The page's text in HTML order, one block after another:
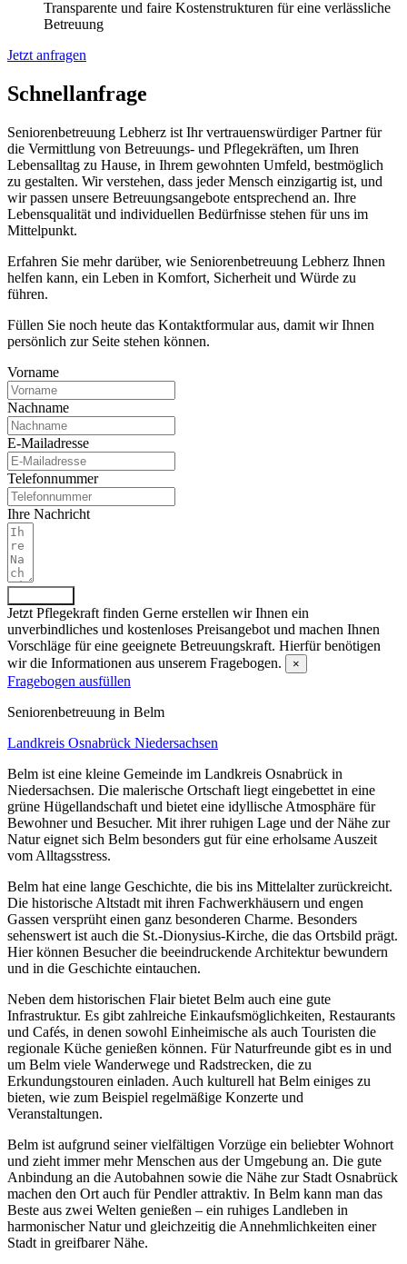
Transparente und faire Kostenstrukturen für eine verlässliche
Betreuung
Jetzt anfragen
Schnell­anfrage
Seniorenbetreuung Lebherz ist Ihr vertrauenswürdiger Partner für
die Vermittlung von Betreuungs- und Pflegekräften, um Ihren
Lebensalltag zu Hause, in Ihrem gewohnten Umfeld, bestmöglich
zu gestalten. Wir verstehen, dass jeder Mensch einzigartig ist, und
wir passen unsere Betreuungsangebote entsprechend an. Ihre
Lebensqualität und individuellen Bedürfnisse stehen für uns im
Mittelpunkt.
Erfahren Sie mehr darüber, wie Seniorenbetreuung Lebherz Ihnen
helfen kann, ein Leben in Komfort, Sicherheit und Würde zu
führen.
Füllen Sie noch heute das Kontaktformular aus, damit wir Ihnen
persönlich zur Seite stehen können.
Vorname
Nachname
E-Mailadresse
Telefonnummer
Ihre Nachricht
Jetzt Pflegekraft finden Gerne erstellen wir Ihnen ein
unverbindliches und kostenloses Preisangebot und machen Ihnen
Vorschläge für eine geeignete Betreuungskraft. Hierfür benötigen
wir die Informationen aus unserem Fragebogen.
×
Fragebogen ausfüllen
Senioren­betreuung in Belm
Landkreis Osnabrück Niedersachsen
Belm ist eine kleine Gemeinde im Landkreis Osnabrück in
Niedersachsen. Die malerische Ortschaft liegt eingebettet in eine
grüne Hügellandschaft und bietet eine idyllische Atmosphäre für
Bewohner und Besucher. Mit ihrer ruhigen Lage und der Nähe zur
Natur eignet sich Belm besonders gut für eine erholsame Auszeit
vom Alltagsstress.
Belm hat eine lange Geschichte, die bis ins Mittelalter zurückreicht.
Die historische Altstadt mit ihren Fachwerkhäusern und engen
Gassen versprüht einen ganz besonderen Charme. Besonders
sehenswert ist auch die St.-Dionysius-Kirche, die das Ortsbild prägt.
Hier können Besucher die beeindruckende Architektur bewundern
und in die Geschichte eintauchen.
Neben dem historischen Flair bietet Belm auch eine gute
Infrastruktur. Es gibt zahlreiche Einkaufsmöglichkeiten, Restaurants
und Cafés, in denen sowohl Einheimische als auch Touristen die
regionale Küche genießen können. Für Naturfreunde gibt es in und
um Belm viele Wanderwege und Radstrecken, die zu
Erkundungstouren einladen. Auch kulturell hat Belm einiges zu
bieten, wie zum Beispiel regelmäßige Konzerte und
Veranstaltungen.
Belm ist aufgrund seiner vielfältigen Vorzüge ein beliebter Wohnort
und zieht immer mehr Menschen aus der Umgebung an. Die gute
Anbindung an die Autobahnen sowie die Nähe zur Stadt Osnabrück
machen den Ort auch für Pendler attraktiv. In Belm kann man das
Beste aus zwei Welten genießen – ein ruhiges Landleben in
harmonischer Natur und gleichzeitig die Annehmlichkeiten einer
Stadt in greifbarer Nähe.